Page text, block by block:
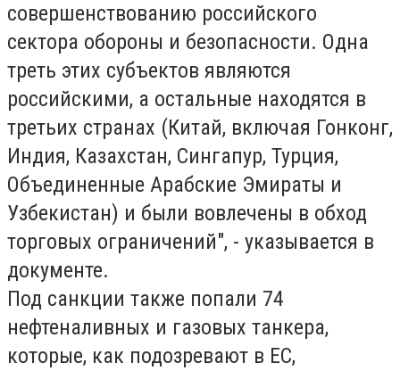
совершенствованию российского
сектора обороны и безопасности. Одна
треть этих субъектов являются
российскими, а остальные находятся в
третьих странах (Китай, включая Гонконг,
Индия, Казахстан, Сингапур, Турция,
Объединенные Арабские Эмираты и
Узбекистан) и были вовлечены в обход
торговых ограничений", - указывается в
документе.
Под санкции также попали 74
нефтеналивных и газовых танкера,
которые, как подозревают в ЕС,